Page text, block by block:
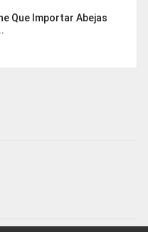
Que Importar Abejas